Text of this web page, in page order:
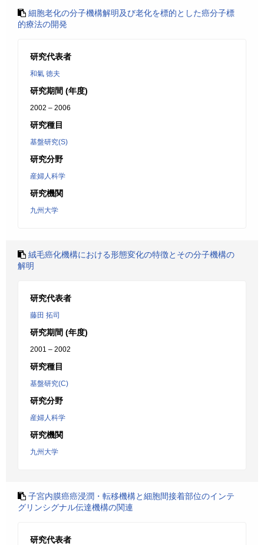
細胞老化の分子機構解明及び老化を標的とした癌分子標
的療法の開発
研究代表者
和氣 徳夫
研究期間 (年度)
2002 – 2006
研究種目
基盤研究(S)
研究分野
産婦人科学
研究機関
九州大学
絨毛癌化機構における形態変化の特徴とその分子機構の
解明
研究代表者
藤田 拓司
研究期間 (年度)
2001 – 2002
研究種目
基盤研究(C)
研究分野
産婦人科学
研究機関
九州大学
子宮内膜癌癌浸潤・転移機構と細胞間接着部位のインテ
グリンシグナル伝達機構の関連
研究代表者